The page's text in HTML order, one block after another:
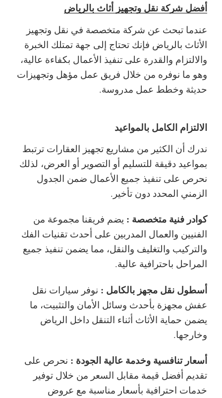
أفضل شركة نقل وتجهيز أثاث بالرياض
عندما تبحث عن شركة متخصصة في نقل وتجهيز
الأثاث بالرياض فإنك تحتاج إلى جهة تمتلك الخبرة
والالتزام والقدرة على تنفيذ الأعمال بكفاءة عالية،
وهو ما نوفره من خلال فريق عمل مؤهل وتجهيزات
حديثة وخطط عمل مدروسة.
الالتزام الكامل بالمواعيد
ندرك أن الكثير من مشاريع تجهيز العقارات ترتبط
بمواعيد دقيقة للتسليم أو التصوير أو العرض، لذلك
نحرص على تنفيذ جميع الأعمال ضمن الجدول
الزمني المحدد دون تأخير.
كوادر فنية متخصصة : يضم فريقنا مجموعة من
الفنيين والعمال المدربين على أحدث تقنيات الفك
والتركيب والتغليف والنقل، مما يضمن تنفيذ جميع
المراحل باحترافية عالية.
أسطول نقل مجهز بالكامل : نوفر سيارات نقل
عفش مجهزة بأحدث وسائل الأمان والتثبيت، ما
يضمن حماية الأثاث أثناء التنقل داخل الرياض
وخارجها.
أسعار تنافسية وخدمة عالية الجودة : نحرص على
تقديم أفضل قيمة مقابل السعر من خلال توفير
خدمات احترافية بأسعار مناسبة مع عروض